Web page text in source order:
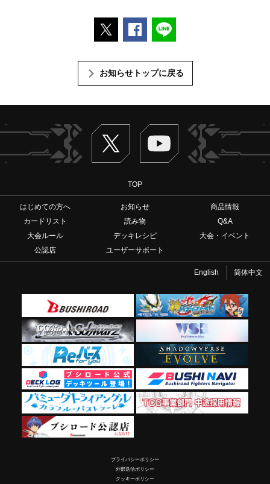
ポストするFacebookでシェアする
お知らせトップに戻る
Twitter ヴァンガードch
TOP
はじめての方へ お知らせ
商品情報
カードリスト
読み物
Q&A
大会ルール
デッキレシピ
大会・イベント
公認店
ユーザーサポート
English 简体中文
プライバシーポリシー
外部送信ポリシー
クッキーポリシー